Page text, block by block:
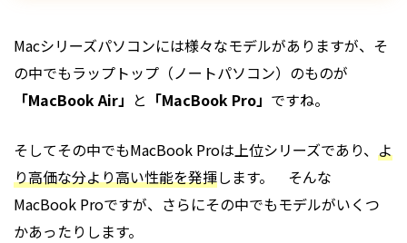
Macシリーズパソコンには様々なモデルがありますが、そ
の中でもラップトップ（ノートパソコン）のものが
「MacBook Air」 と 「MacBook Pro」 ですね。
そしてその中でもMacBook Proは上位シリーズであり、 よ
り高価な分より高い性能を発揮します。 そんな
MacBook Proですが、さらにその中でもモデルがいくつ
かあったりします。